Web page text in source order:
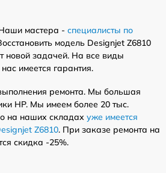
мастера - специалисты по
модель Designjet Z6810
новой задачей. На все виды
имеется гарантия.
ремонта. Мы большая
HP. Мы имеем более 20 тыс.
на наших складах уже имеется
Z6810. При заказе ремонта на
скидка -25%.